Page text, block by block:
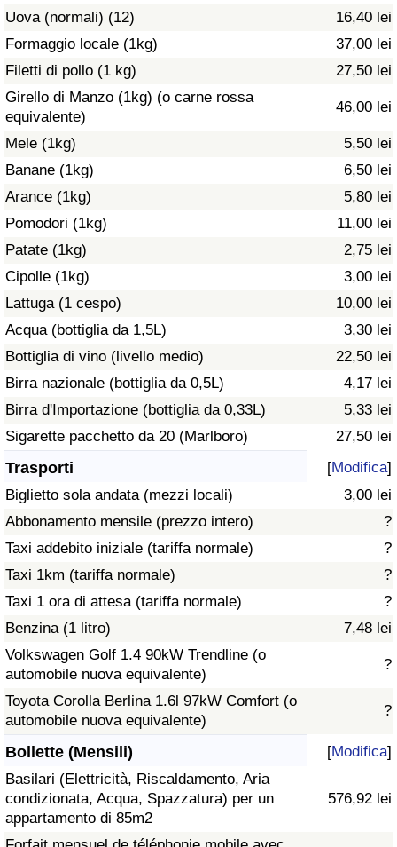
Uova (normali) (12)
16,40 lei
Formaggio locale (1kg)
37,00 lei
Filetti di pollo (1 kg)
27,50 lei
Girello di Manzo (1kg) (o carne rossa
equivalente)
46,00 lei
Mele (1kg)
5,50 lei
Banane (1kg)
6,50 lei
Arance (1kg)
5,80 lei
Pomodori (1kg)
11,00 lei
Patate (1kg)
2,75 lei
Cipolle (1kg)
3,00 lei
Lattuga (1 cespo)
10,00 lei
Acqua (bottiglia da 1,5L)
3,30 lei
Bottiglia di vino (livello medio)
22,50 lei
Birra nazionale (bottiglia da 0,5L)
4,17 lei
Birra d'Importazione (bottiglia da 0,33L)
5,33 lei
Sigarette pacchetto da 20 (Marlboro)
27,50 lei
Trasporti [Modifica]
Biglietto sola andata (mezzi locali)
3,00 lei
Abbonamento mensile (prezzo intero)
?
Taxi addebito iniziale (tariffa normale)
?
Taxi 1km (tariffa normale)
?
Taxi 1 ora di attesa (tariffa normale)
?
Benzina (1 litro)
7,48 lei
Volkswagen Golf 1.4 90kW Trendline (o
automobile nuova equivalente)
?
Toyota Corolla Berlina 1.6l 97kW Comfort (o
automobile nuova equivalente)
?
Bollette (Mensili) [Modifica]
Basilari (Elettricità, Riscaldamento, Aria
condizionata, Acqua, Spazzatura) per un
appartamento di 85m2
576,92 lei
Indice dell’Assistenza Sanitaria
Indice dell’Assistenza Sanitaria per
Nazione
Inquinamento
Indice dell’Inquinamento (Corrente)
Indice di inquinamento
Indice dell’Inquinamento per Nazione
Traffico
Indice del Traffico
Indice del traffico (Corrente)
Indice del traffico per Nazione